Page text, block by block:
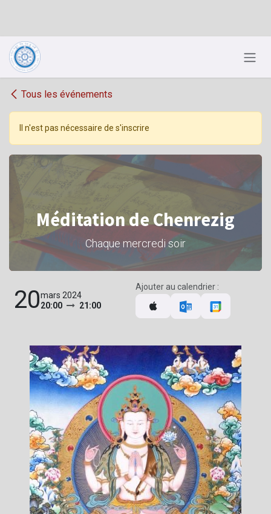
Se rendre au contenu
Tous les événements
Il n'est pas nécessaire de s'inscrire
Méditation de Chenrezig
Chaque mercredi soir
20mars 2024
20:00
21:00
Ajouter au calendrier :